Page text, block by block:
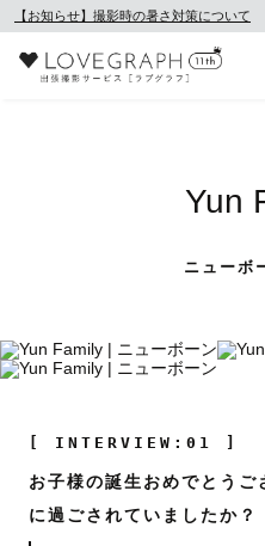
【お知らせ】撮影時の暑さ対策について
Yun
ニューボ
[ INTERVIEW:01 ]
お子様の誕生おめでとうご
に過ごされていましたか？